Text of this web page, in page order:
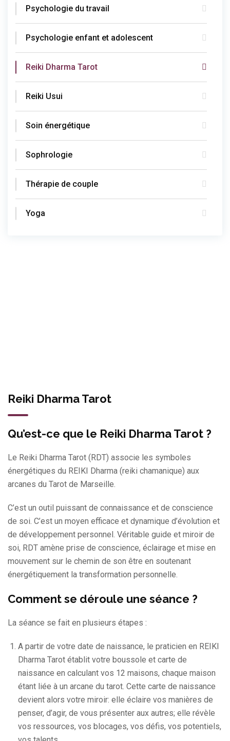
Psychologie du travail
Psychologie enfant et adolescent
Reiki Dharma Tarot
Reiki Usui
Soin énergétique
Sophrologie
Thérapie de couple
Yoga
Reiki Dharma Tarot
Qu’est-ce que le Reiki Dharma Tarot ?
Le Reiki Dharma Tarot (RDT) associe les symboles
énergétiques du REIKI Dharma (reiki chamanique) aux
arcanes du Tarot de Marseille.
C’est un outil puissant de connaissance et de conscience
de soi. C’est un moyen efficace et dynamique d’évolution et
de développement personnel. Véritable guide et miroir de
soi, RDT amène prise de conscience, éclairage et mise en
mouvement sur le chemin de son être en soutenant
énergétiquement la transformation personnelle.
Comment se déroule une séance ?
La séance se fait en plusieurs étapes :
A partir de votre date de naissance, le praticien en REIKI
Dharma Tarot établit votre boussole et carte de
naissance en calculant vos 12 maisons, chaque maison
étant liée à un arcane du tarot. Cette carte de naissance
devient alors votre miroir: elle éclaire vos manières de
penser, d’agir, de vous présenter aux autres; elle révèle
vos ressources, vos blocages, vos défis, vos potentiels,